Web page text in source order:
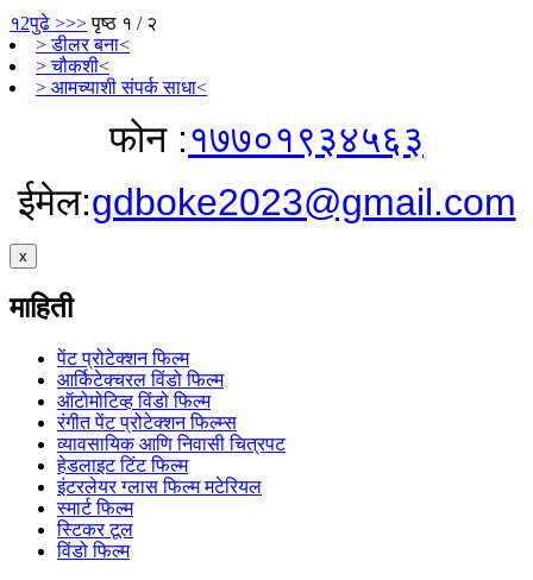
१2पुढे >>> पृष्ठ १ / २
> डीलर बना<
> चौकशी<
> आमच्याशी संपर्क साधा<
फोन :१७७०१९३४५६३
ईमेल:gdboke2023@gmail.com
x
माहिती
पेंट प्रोटेक्शन फिल्म
आर्किटेक्चरल विंडो फिल्म
ऑटोमोटिव्ह विंडो फिल्म
रंगीत पेंट प्रोटेक्शन फिल्म्स
व्यावसायिक आणि निवासी चित्रपट
हेडलाइट टिंट फिल्म
इंटरलेयर ग्लास फिल्म मटेरियल
स्मार्ट फिल्म
स्टिकर टूल
विंडो फिल्म